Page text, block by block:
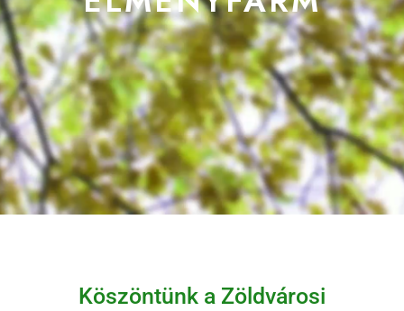
Köszöntünk a Zöldvárosi